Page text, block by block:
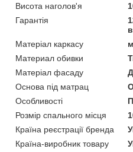
Висота наголов'я
Гарантія
Матеріал каркасу
Материал обивки
Матеріал фасаду
Основа під матрац
Особливості
Розмір спального місця
Країна реєстрації бренда
Країна-виробник товару